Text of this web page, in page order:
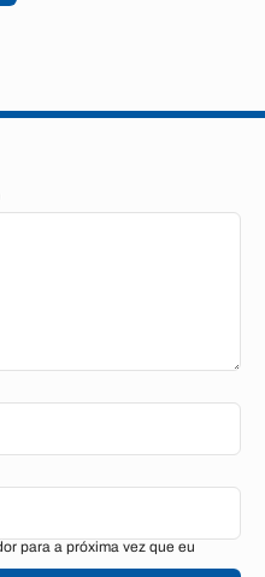
para a próxima vez que eu